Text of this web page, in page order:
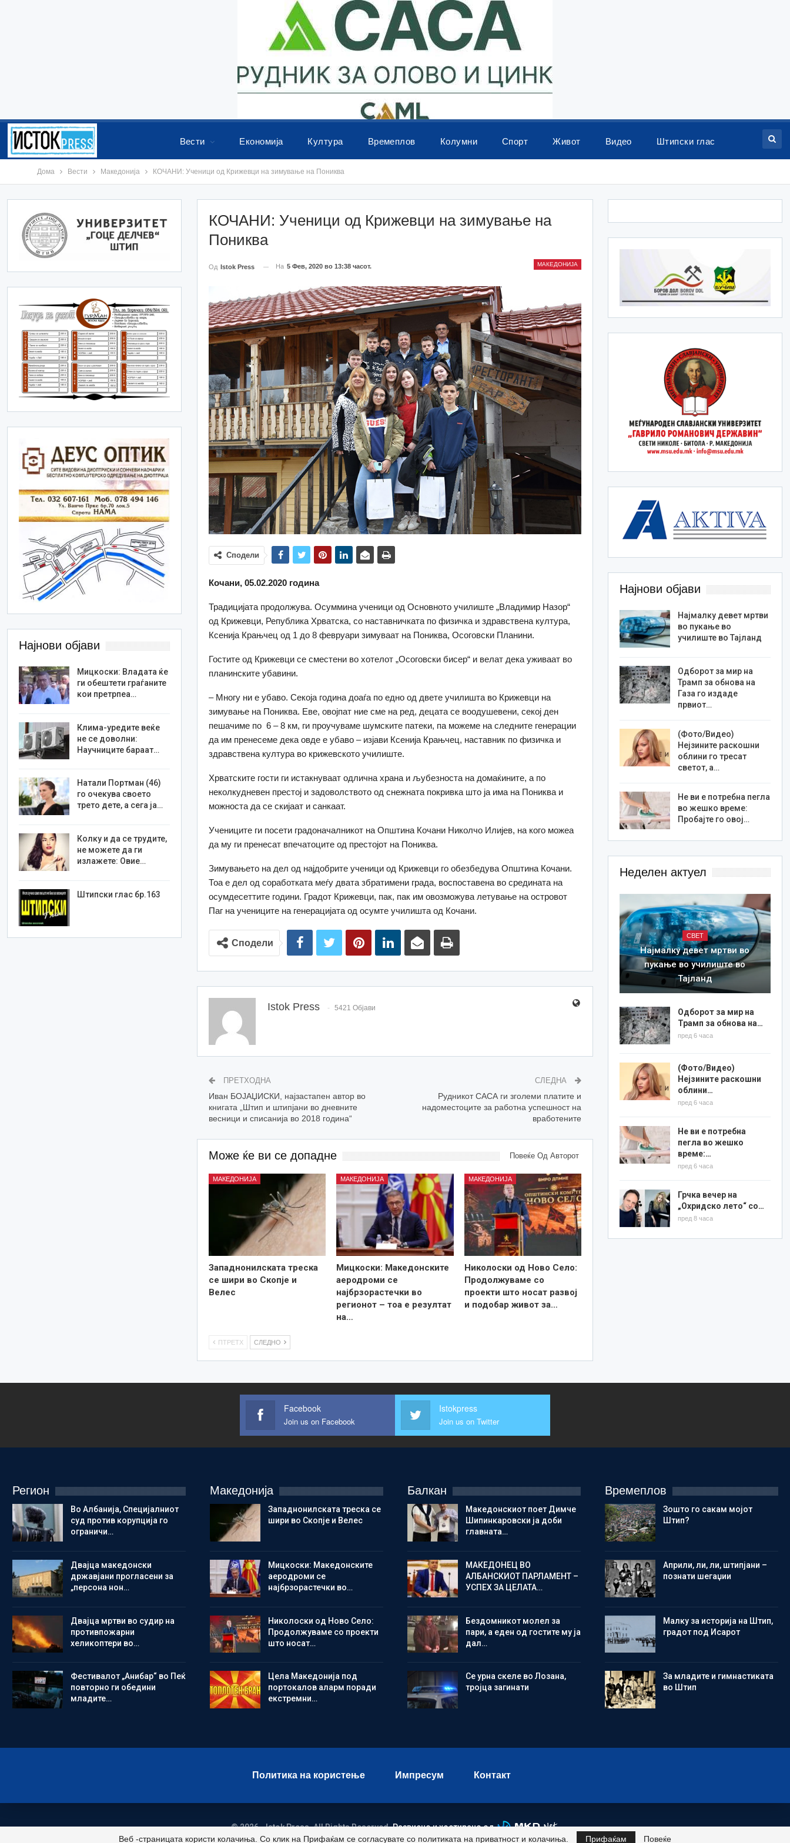
Вести Економија Култура Времеплов Колумни Спорт Живот Видео Штипски глас
Дома Вести Македонија КОЧАНИ: Ученици од Крижевци на зимување на Пониква
КОЧАНИ: Ученици од Крижевци на зимување на
Пониква
МАКЕДОНИЈА
Од Istok Press На 5 Фев, 2020 во 13:38 часот.
Сподели
Кочани, 05.02.2020 година
Традицијата продолжува. Осуммина ученици од Основното училиште „Владимир Назор“
од Крижевци, Република Хрватска, со наставничката по физичка и здравствена култура,
Ксенија Крањчец од 1 до 8 февруари зимуваат на Пониква, Осоговски Планини.
Гостите од Крижевци се сместени во хотелот „Осоговски бисер“ и велат дека уживаат во
планинските убавини.
– Многу ни е убаво. Секоја година доаѓа по едно од двете училишта во Крижевци на
зимување на Пониква. Еве, овојпат ние сме на ред, децата се воодушевени, секој ден
пешачиме по 6 – 8 км, ги проучуваме шумските патеки, па можеме на следните генерации
да им пренесеме дека овде е убаво – изјави Ксенија Крањчец, наставник по физичка и
здравствена култура во крижевското училиште.
Хрватските гости ги истакнуваат одлична храна и љубезноста на домаќините, а по
неколкудневен престој и задоволството од снежната покривка што ја има на Пониква и
можноста да се скијаат и санкаат.
Учениците ги посети градоначалникот на Општина Кочани Николчо Илијев, на кого можеа
да му ги пренесат впечатоците од престојот на Пониква.
Зимувањето на дел од најдобрите ученици од Крижевци го обезбедува Општина Кочани.
Тоа е дел од соработката меѓу двата збратимени града, воспоставена во средината на
осумдесеттите години. Градот Крижевци, пак, пак им овозможува летување на островот
Паг на учениците на генерацијата од осумте училишта од Кочани.
Сподели
Istok Press 5421 Објави
ПРЕТХОДНА
Иван БОЈАЏИСКИ, најзастапен автор во
книгата „Штип и штипјани во дневните
весници и списанија во 2018 година“
СЛЕДНА
Рудникот САСА ги зголеми платите и
надоместоците за работна успешност на
вработените
Може ќе ви се допадне Повеќе Од Авторот
МАКЕДОНИЈА
Западнонилската треска
се шири во Скопје и
Велес
МАКЕДОНИЈА
Мицкоски: Македонските
аеродроми се
најбрзорастечки во
регионот – тоа е резултат
на…
МАКЕДОНИЈА
Николоски од Ново Село:
Продолжуваме со
проекти што носат развој
и подобар живот за…
ПТРЕТХ СЛЕДНО
Најнови објави
Најмалку девет мртви
во пукање во
училиште во Тајланд
Одборот за мир на
Трамп за обнова на
Газа го издаде
првиот…
(Фото/Видео)
Нејзините раскошни
облини го тресат
светот, а…
Не ви е потребна пегла
во жешко време:
Пробајте го овој…
Неделен актуел
СВЕТ
Најмалку девет мртви во
пукање во училиште во
Тајланд
Одборот за мир на
Трамп за обнова на…
пред 6 часа
(Фото/Видео)
Нејзините раскошни
облини…
пред 6 часа
Не ви е потребна
пегла во жешко
време:…
пред 6 часа
Грчка вечер на
„Охридско лето“ со…
пред 8 часа
Најнови објави
Мицкоски: Владата ќе
ги обештети граѓаните
кои претрпеа…
Клима-уредите веќе
не се доволни:
Научниците бараат…
Натали Портман (46)
го очекува своето
трето дете, а сега ја…
Колку и да се трудите,
не можете да ги
излажете: Овие…
Штипски глас бр.163
Facebook
Join us on Facebook
Istokpress
Join us on Twitter
Регион
Во Албанија, Специјалниот
суд против корупција го
ограничи…
Двајца македонски
државјани прогласени за
„персона нон…
Двајца мртви во судир на
противпожарни
хеликоптери во…
Фестивалот „Анибар“ во Пеќ
повторно ги обедини
младите…
Македонија
Западнонилската треска се
шири во Скопје и Велес
Мицкоски: Македонските
аеродроми се
најбрзорастечки во…
Николоски од Ново Село:
Продолжуваме со проекти
што носат…
Цела Македонија под
портокалов аларм поради
екстремни…
Балкан
Македонскиот поет Димче
Шипинкаровски ја доби
главната…
МАКЕДОНЕЦ ВО
АЛБАНСКИОТ ПАРЛАМЕНТ –
УСПЕХ ЗА ЦЕЛАТА…
Бездомникот молел за
пари, а еден од гостите му ја
дал…
Се урна скеле во Лозана,
тројца загинати
Времеплов
Зошто го сакам мојот
Штип?
Aприли, ли, ли, штипјани –
познати шегаџии
Малку за историја на Штип,
градот под Исарот
Зa младите и гимнастиката
во Штип
Политика на користење Импресум Контакт
© 2026 - Istok Press. All Rights Reserved.Развиено и хостирано од
Веб -страницата користи колачиња. Со клик на Прифаќам се согласувате со политиката на приватност и колачиња.
Прифаќам Повеќе